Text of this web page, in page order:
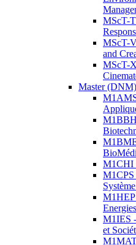
MScT-
MScT-
and
MScT-
Master (DNM)
M1CHI
M1HEP
Energies
M1IES
et